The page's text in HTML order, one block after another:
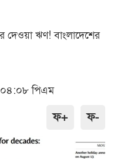
দেওয়া ঋণ! বাংলাদেশের
পিএম
ফ+ ফ-